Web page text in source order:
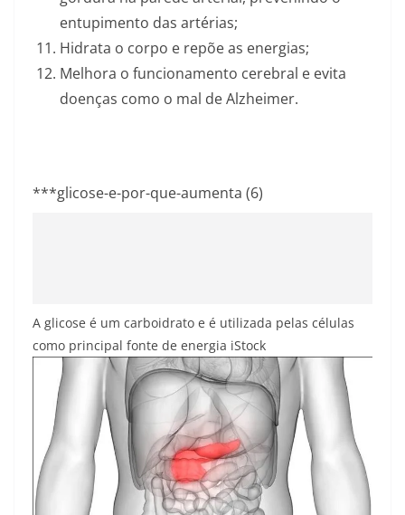
entupimento das artérias;
Hidrata o corpo e repõe as energias;
Melhora o funcionamento cerebral e evita
doenças como o mal de Alzheimer.
***glicose-e-por-que-aumenta (6)
A glicose é um carboidrato e é utilizada pelas células
como principal fonte de energia iStock